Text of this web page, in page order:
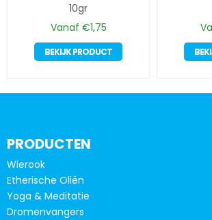
10gr
Vanaf €1,75
BEKIJK PRODUCT
Dit
product
meerdere
PRODUCTEN
Wierook
Etherische Oliën
Yoga & Meditatie
Dromenvangers